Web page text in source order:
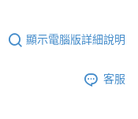
顯示電腦版詳細說明
客服